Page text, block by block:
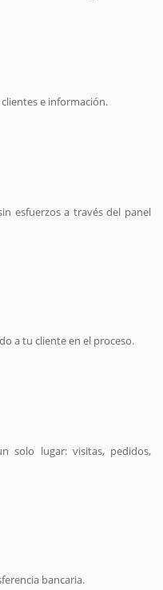
e información.
esfuerzos a través del panel
a tu cliente en el proceso.
solo lugar: visitas, pedidos,
bancaria.